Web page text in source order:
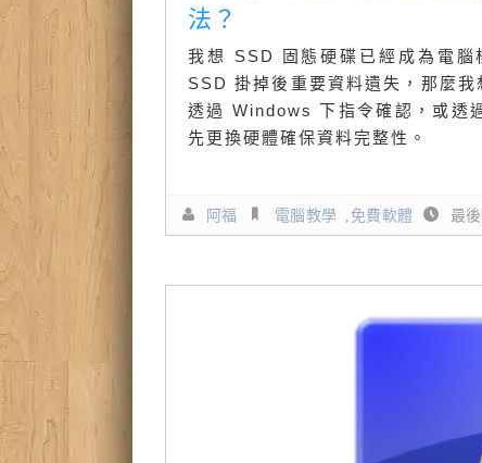
法？
我想 SSD 固態硬碟已經成為電腦
SSD 掛掉後重要資料遺失，那麼
透過 Windows 下指令確認，或透
先更換硬體確保資料完整性。
阿福 電腦教學 免費軟體 最